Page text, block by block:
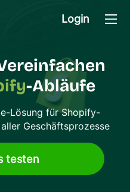
Login
-Abläufe
Lösung fürShopify-
Geschäftsprozesse
testen